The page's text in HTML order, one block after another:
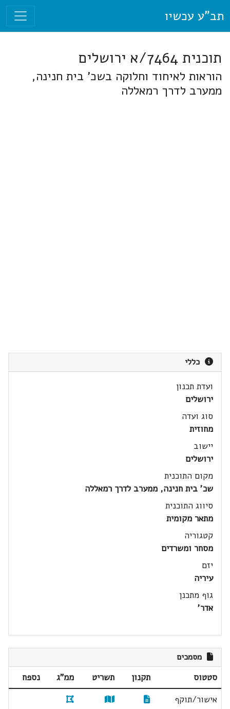
תב"ע עכשיו
תוכנית 7464/א ירושלים
הוראות לאיחוד וחלוקה בשכ' בית חנינה,
ממערב לדרך רמאללה
כללי
ועדת תכנון
ירושלים
סוג ועדה
מחוזית
יישוב
ירושלים
מקום התוכנית
שכ' בית חנינה, ממערב לדרך רמאללה
סיווג התוכנית
מתאר מקומית
קטגוריה
מסחר ומשרדים
יזם
עיריה
גוף מתכנן
אדר'
מסמכים
סטטוס תקנון תשריט ממ"ג
נספח
אישור/תוקף